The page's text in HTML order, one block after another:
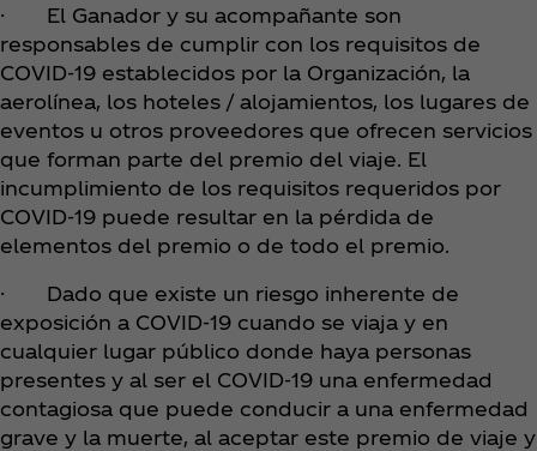
· El Ganador y su acompañante son
responsables de cumplir con los requisitos de
COVID-19 establecidos por la Organización, la
aerolínea, los hoteles / alojamientos, los lugares de
eventos u otros proveedores que ofrecen servicios
que forman parte del premio del viaje. El
incumplimiento de los requisitos requeridos por
COVID-19 puede resultar en la pérdida de
elementos del premio o de todo el premio.
· Dado que existe un riesgo inherente de
exposición a COVID-19 cuando se viaja y en
cualquier lugar público donde haya personas
presentes y al ser el COVID-19 una enfermedad
contagiosa que puede conducir a una enfermedad
grave y la muerte, al aceptar este premio de viaje y